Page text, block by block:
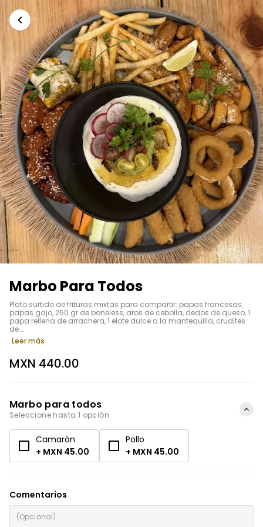
Marbo Para Todos
Plato surtido de frituras mixtas para compartir: papas francesas,
papas gajo, 250 gr de boneless, aros de cebolla, dedos de queso, 1
papa rellena de arrachera, 1 elote dulce a la mantequilla, crudites
de
vegetales y aderezos de su preferencia
Leer más
MXN 440.00
Marbo para todos
Seleccione hasta 1 opción
Camarón
+ MXN 45.00
Pollo
+ MXN 45.00
Comentarios